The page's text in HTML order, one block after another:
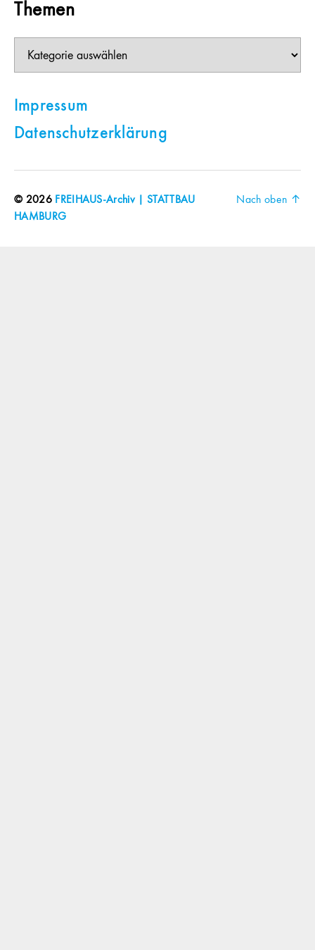
Themen
Impressum
Datenschutzerklärung
© 2026 FREIHAUS-Archiv | STATTBAU
HAMBURG
Nach oben ↑